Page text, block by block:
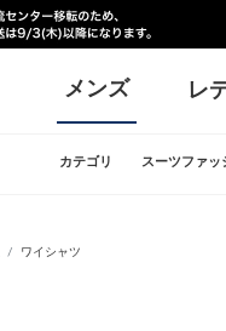
メンズ レ
カテゴリ スーツファッ
ワイシャツ